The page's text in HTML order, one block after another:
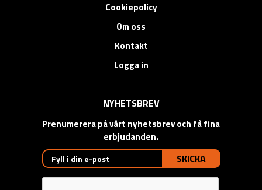
Cookiepolicy
Om oss
Kontakt
Logga in
NYHETSBREV
Prenumerera på vårt nyhetsbrev och få fina
erbjudanden.
SKICKA